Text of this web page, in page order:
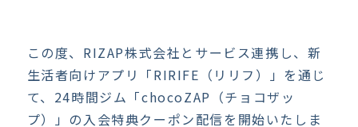
この度、RIZAP株式会社とサービス連携し、新
生活者向けアプリ「RIRIFE（リリフ）」を通じ
て、24時間ジム「chocoZAP（チョコザッ
プ）」の入会特典クーポン配信を開始いたしま